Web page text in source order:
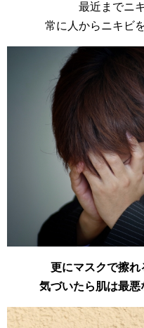
最近までニ
常に人からニキビ
更にマスクで擦
気づいたら肌は最悪